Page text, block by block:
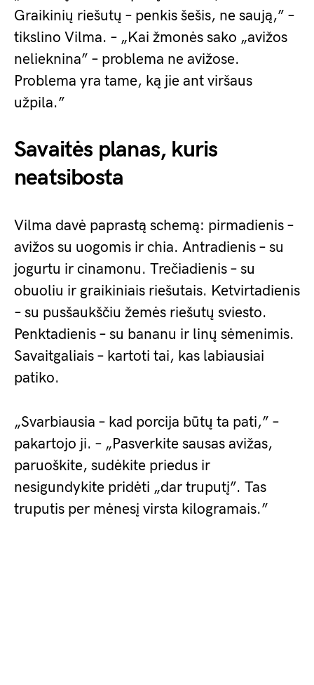
Graikinių riešutų – penkis šešis, ne saują,” –
tikslino Vilma. – „Kai žmonės sako „avižos
nelieknina” – problema ne avižose.
Problema yra tame, ką jie ant viršaus
užpila.”
Savaitės planas, kuris
neatsibosta
Vilma davė paprastą schemą: pirmadienis –
avižos su uogomis ir chia. Antradienis – su
jogurtu ir cinamonu. Trečiadienis – su
obuoliu ir graikiniais riešutais. Ketvirtadienis
– su pusšaukščiu žemės riešutų sviesto.
Penktadienis – su bananu ir linų sėmenimis.
Savaitgaliais – kartoti tai, kas labiausiai
patiko.
„Svarbiausia – kad porcija būtų ta pati,” –
pakartojo ji. – „Pasverkite sausas avižas,
paruoškite, sudėkite priedus ir
nesigundykite pridėti „dar truputį”. Tas
truputis per mėnesį virsta kilogramais.”